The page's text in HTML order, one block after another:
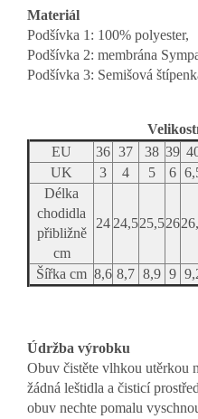
Materiál
Podšívka 1: 100% polyester,
Podšívka 2: membrána
Podšívka 3: Semišová
EU
36 37 38 39
UK
3 4 5 6
Délka
chodidla
přibližně
cm
24 24,525,526
Šířka cm 8,6 8,7 8,9 9
Údržba výrobku
Obuv čistěte vlhkou utěrkou
žádná leštidla a čisticí
obuv nechte pomalu